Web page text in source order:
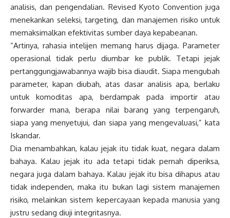
analisis, dan pengendalian. Revised Kyoto Convention juga
menekankan seleksi, targeting, dan manajemen risiko untuk
memaksimalkan efektivitas sumber daya kepabeanan.
“Artinya, rahasia intelijen memang harus dijaga. Parameter
operasional tidak perlu diumbar ke publik. Tetapi jejak
pertanggungjawabannya wajib bisa diaudit. Siapa mengubah
parameter, kapan diubah, atas dasar analisis apa, berlaku
untuk komoditas apa, berdampak pada importir atau
forwarder mana, berapa nilai barang yang terpengaruh,
siapa yang menyetujui, dan siapa yang mengevaluasi,” kata
Iskandar.
Dia menambahkan, kalau jejak itu tidak kuat, negara dalam
bahaya. Kalau jejak itu ada tetapi tidak pernah diperiksa,
negara juga dalam bahaya. Kalau jejak itu bisa dihapus atau
tidak independen, maka itu bukan lagi sistem manajemen
risiko, melainkan sistem kepercayaan kepada manusia yang
justru sedang diuji integritasnya.